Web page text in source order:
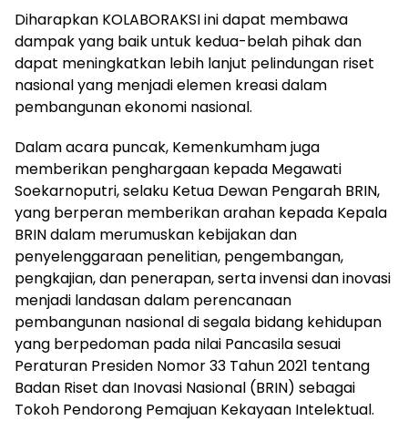
Diharapkan KOLABORAKSI ini dapat membawa
dampak yang baik untuk kedua-belah pihak dan
dapat meningkatkan lebih lanjut pelindungan riset
nasional yang menjadi elemen kreasi dalam
pembangunan ekonomi nasional.
Dalam acara puncak, Kemenkumham juga
memberikan penghargaan kepada Megawati
Soekarnoputri, selaku Ketua Dewan Pengarah BRIN,
yang berperan memberikan arahan kepada Kepala
BRIN dalam merumuskan kebijakan dan
penyelenggaraan penelitian, pengembangan,
pengkajian, dan penerapan, serta invensi dan inovasi
menjadi landasan dalam perencanaan
pembangunan nasional di segala bidang kehidupan
yang berpedoman pada nilai Pancasila sesuai
Peraturan Presiden Nomor 33 Tahun 2021 tentang
Badan Riset dan Inovasi Nasional (BRIN) sebagai
Tokoh Pendorong Pemajuan Kekayaan Intelektual.